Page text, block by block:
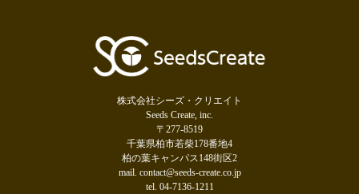
株式会社シーズ・クリエイト
Seeds Create, inc.
〒277-8519
千葉県柏市若柴178番地4
柏の葉キャンパス148街区2
mail. contact@seeds-create.co.jp
tel. 04-7136-1211